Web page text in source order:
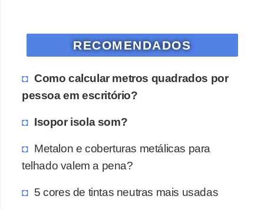
RECOMENDADOS
Como calcular metros quadrados por
pessoa em escritório?
Isopor isola som?
Metalon e coberturas metálicas para
telhado valem a pena?
5 cores de tintas neutras mais usadas
s
p
a
a
s
u
c